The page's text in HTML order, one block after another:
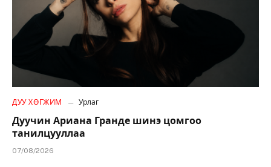
ДУУ ХӨГЖИМ Урлаг
Дуучин Ариана Гранде шинэ цомгоо
танилцууллаа
07/08/2026